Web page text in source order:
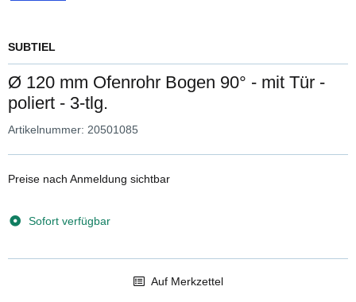
SUBTIEL
Ø 120 mm Ofenrohr Bogen 90° - mit Tür -
poliert - 3-tlg.
Artikelnummer: 20501085
Preise nach Anmeldung sichtbar
Sofort verfügbar
Auf Merkzettel